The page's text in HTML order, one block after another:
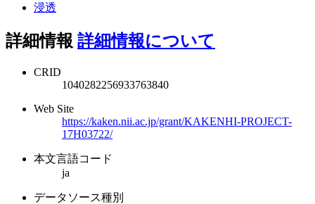
浸透
詳細情報 詳細情報について
CRID
1040282256933763840
Web Site
https://kaken.nii.ac.jp/grant/KAKENHI-PROJECT-
17H03722/
本文言語コード
ja
データソース種別